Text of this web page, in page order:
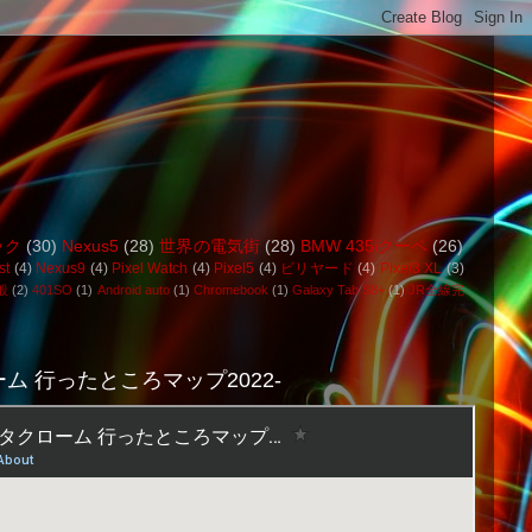
(30) Nexus5 (28) 世界の電気街 (28) BMW 435iクーペ (26)
(4) Nexus9 (4) Pixel Watch (4) Pixel5 (4) ビリヤード (4) Pixel3 XL (3)
(2) 401SO (1) Android auto (1) Chromebook (1) Galaxy Tab S8+ (1) JR全線完
ム 行ったところマップ2022-